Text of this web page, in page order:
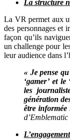
La structure
La VR permet aux
des personnages et
façon qu’ils
un challenge pour
leur audience dans
« Je pense
‘gamer’ et
les
génération
être informée
L’engagement